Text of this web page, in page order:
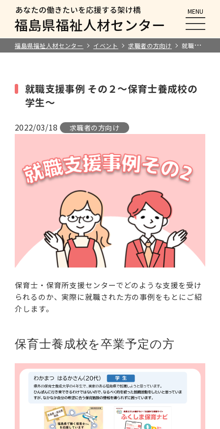
MENU
メニ
福島県福祉人材センター イベント 求職者の方向け 就職支援事例 その２～保育士養成校の学生～
就職支援事例 その２～保育士養成校の
学生～
2022/03/18 求職者の方向け
保育士・保育所支援センターでどのような支援を受け
られるのか、実際に就職された方の事例をもとにご紹
介します。
保育士養成校を卒業予定の方